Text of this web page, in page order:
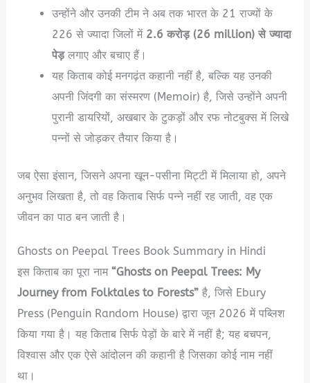
उन्होंने और उनकी टीम ने अब तक भारत के 21 राज्यों के
226 से ज्यादा जिलों में 2.6 करोड़ (26 million) से ज्यादा
पेड़लगाए और बचाए हैं।
यह किताब कोई मनगढ़ंत कहानी नहीं है, बल्कि यह उनकी
अपनी जिंदगी का संस्मरण (Memoir) है, जिसे उन्होंने अपनी
पुरानी डायरियों, अखबार के टुकड़ों और रफ नोटबुक्स में लिखे
पन्नों से जोड़कर तैयार किया है।
जब ऐसा इंसान, जिसने अपना खून-पसीना मिट्टी में मिलाया हो, अपने
अनुभव लिखता है, तो वह किताब सिर्फ पन्ने नहीं रह जाती, वह एक
जीवन का पाठ बन जाती है।
Ghosts on Peepal Trees Book Summary in Hindi
इस किताब का पूरा नाम“Ghosts on Peepal Trees: My
Journey from Folktales to Forests” है, जिसे Ebury
Press (Penguin Random House) द्वारा जून 2026 में पब्लिश
किया गया है। यह किताब सिर्फ पेड़ों के बारे में नहीं है; यह बचपन,
विश्वास और एक ऐसे आंदोलन की कहानी है जिसका कोई नाम नहीं
था।